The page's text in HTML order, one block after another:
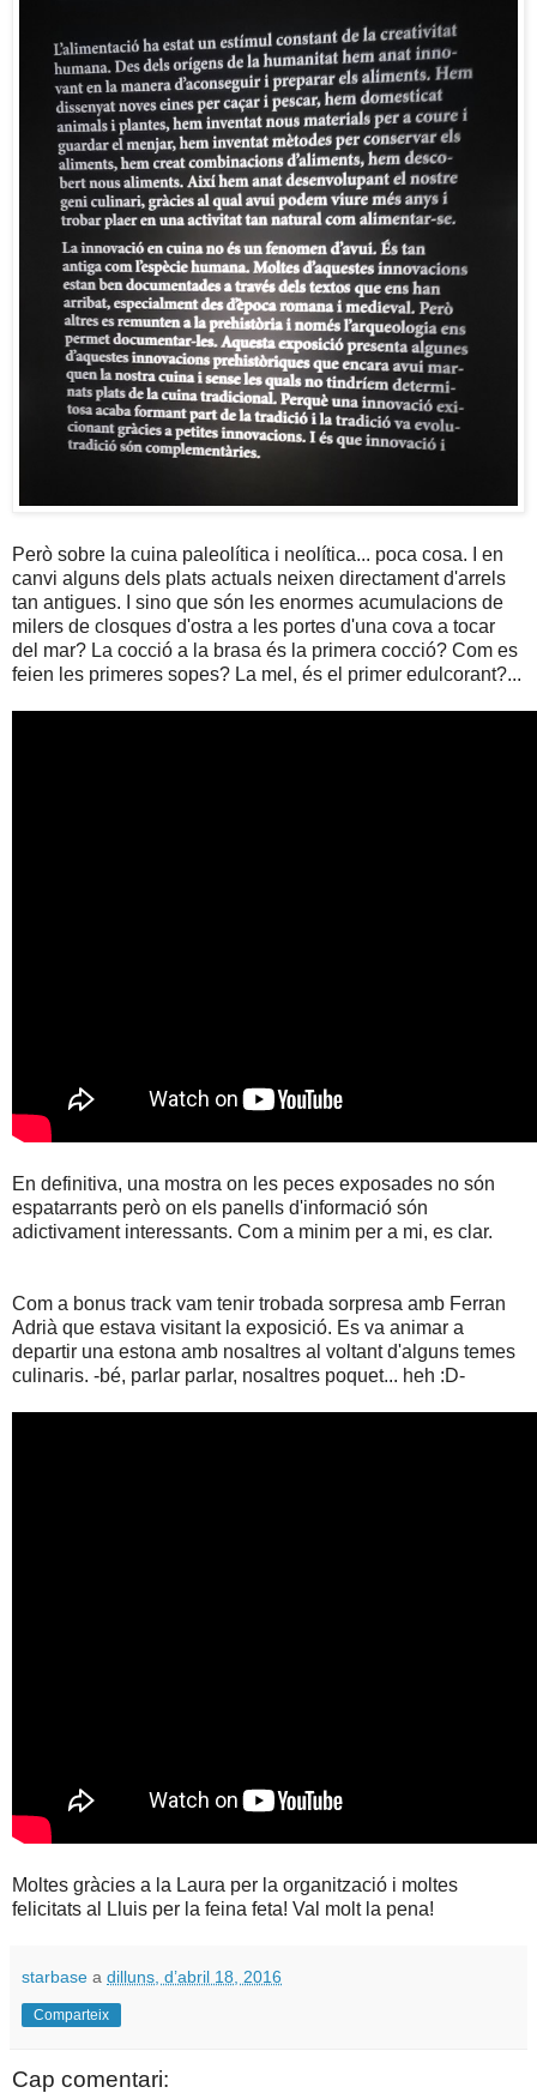
Però sobre la cuina paleolítica i neolítica... poca cosa. I en
canvi alguns dels plats actuals neixen directament d'arrels
tan antigues. I sino que són les enormes acumulacions de
milers de closques d'ostra a les portes d'una cova a tocar
del mar? La cocció a la brasa és la primera cocció? Com es
feien les primeres sopes? La mel, és el primer edulcorant?...
En definitiva, una mostra on les peces exposades no són
espatarrants però on els panells d'informació són
adictivament interessants. Com a minim per a mi, es clar.
Com a bonus track vam tenir trobada sorpresa amb Ferran
Adrià que estava visitant la exposició. Es va animar a
departir una estona amb nosaltres al voltant d'alguns temes
culinaris. -bé, parlar parlar, nosaltres poquet... heh :D-
Moltes gràcies a la Laura per la organització i moltes
felicitats al Lluis per la feina feta! Val molt la pena!
starbase a dilluns, d’abril 18, 2016
Comparteix
Cap comentari: